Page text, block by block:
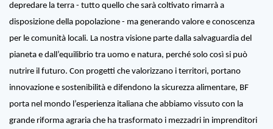
depredare la terra - tutto quello che sarà coltivato rimarrà a
disposizione della popolazione - ma generando valore e conoscenza
per le comunità locali. La nostra visione parte dalla salvaguardia del
pianeta e dall’equilibrio tra uomo e natura, perché solo così si può
nutrire il futuro. Con progetti che valorizzano i territori, portano
innovazione e sostenibilità e difendono la sicurezza alimentare, BF
porta nel mondo l’esperienza italiana che abbiamo vissuto con la
grande riforma agraria che ha trasformato i mezzadri in imprenditori